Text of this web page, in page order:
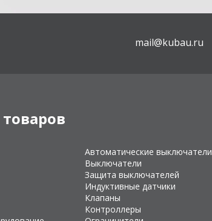
mail@kubau.ru
Автоматические выключатели
Выключатели
Защита выключателей
Индуктивные датчики
Клапаны
Контроллеры